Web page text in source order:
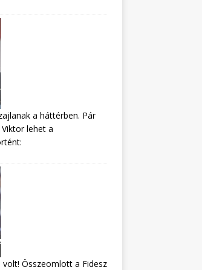
a háttérben. Pár
lehet a
volt! Összeomlott a Fidesz